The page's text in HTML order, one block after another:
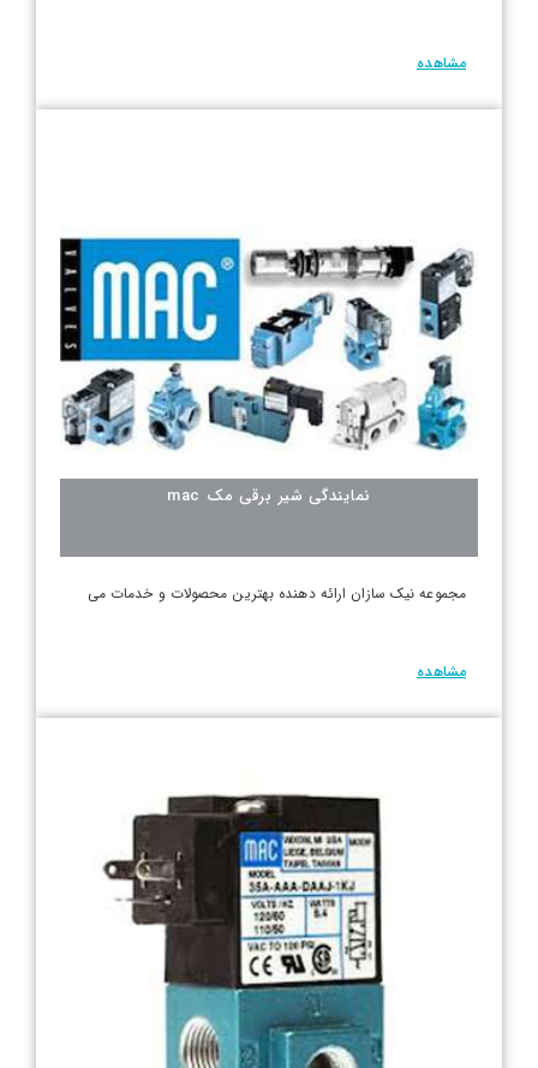
مشاهده
نمایندگی شیر برقی مک mac
مجموعه نیک سازان ارائه دهنده بهترین محصولات و خدمات می
مشاهده